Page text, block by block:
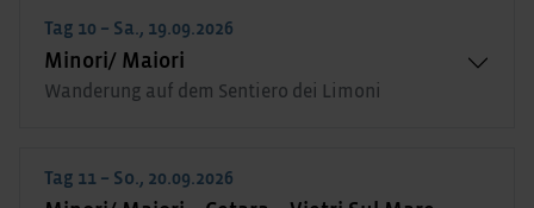
Tag 10 – Sa., 19.09.2026
Minori/ Maiori
Wanderung auf dem Sentiero dei Limoni
Tag 11 – So., 20.09.2026